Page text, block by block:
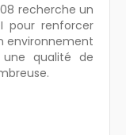
recherche un
pour renforcer
environnement
qualité de